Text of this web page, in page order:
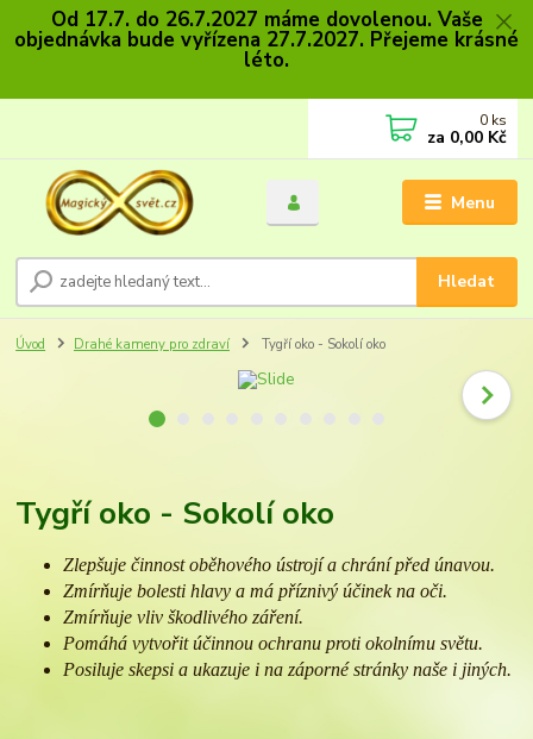
Od 17.7. do 26.7.2027 máme dovolenou. Vaše
objednávka bude vyřízena 27.7.2027. Přejeme krásné
léto.
Menu
Hledat
0 ks
za 0,00 Kč
Úvod Drahé kameny pro zdraví Tygří oko - Sokolí oko
Tygří oko - Sokolí oko
Zlepšuje činnost oběhového ústrojí a chrání před únavou.
Zmírňuje bolesti hlavy a má příznivý účinek na oči.
Zmírňuje vliv škodlivého záření.
Pomáhá vytvořit účinnou ochranu proti okolnímu světu.
Posiluje skepsi a ukazuje i na záporné stránky naše i jiných.